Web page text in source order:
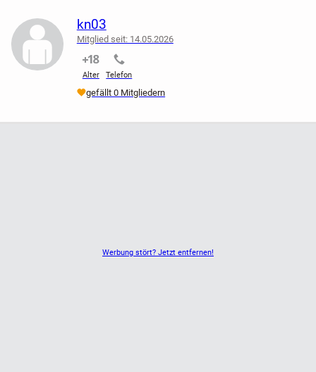
Werbung stört? Jetzt entfernen!
kn03
Mitglied seit: 14.05.2026
Alter
nicht verifiziert
Telefon
nicht verifiziert
gefällt 0 Mitgliedern